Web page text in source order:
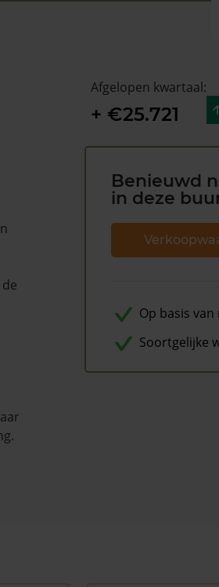
Afgelopen kwartaal:
+ €25.721
Benieuwd
in deze
Op basis
Soortgelijke